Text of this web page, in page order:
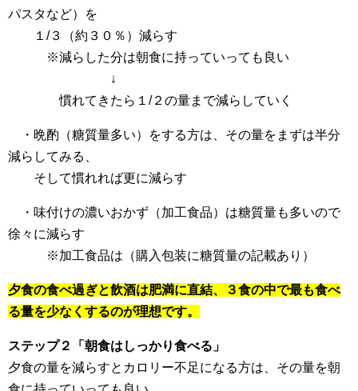
パスタなど）を
１/３（約３０％）減らす
※減らした分は朝食に持っていっても良い
↓
慣れてきたら１/２の量まで減らしていく
・晩酌（糖質量多い）をする方は、その量をまずは半分
減らしてみる、
そして慣れれば更に減らす
・味付けの濃いおかず（加工食品）は糖質量も多いので
徐々に減らす
※加工食品は（購入包装に糖質量の記載あり）
夕食の食べ過ぎと飲酒は肥満に直結、３食の中で最も食べ
る量を少なくするのが理想です。
ステップ２「朝食はしっかり食べる」
夕食の量を減らすとカロリー不足になる方は、その量を朝